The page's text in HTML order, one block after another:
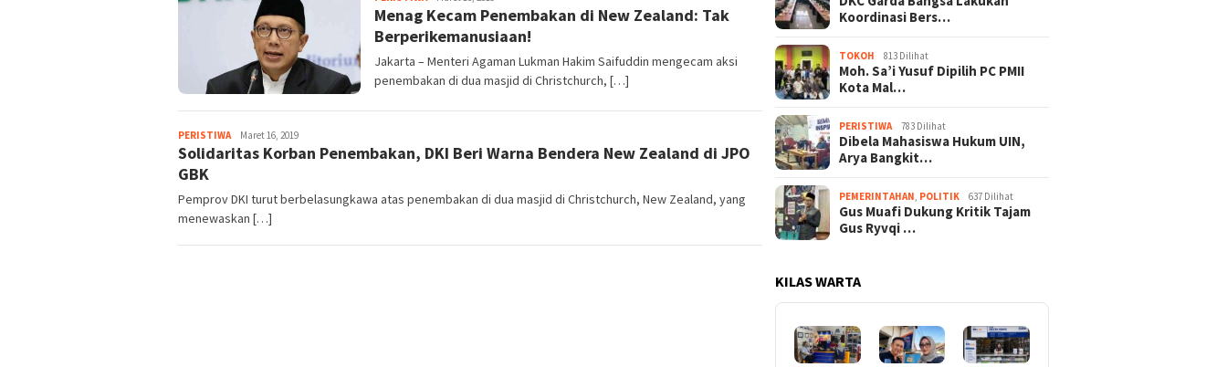
Menag Kecam Penembakan di New Zealand: Tak
Berperikemanusiaan!
Jakarta – Menteri Agaman Lukman Hakim Saifuddin mengecam aksi
penembakan di dua masjid di Christchurch, […]
PERISTIWAadmin
Maret 16, 2019
Solidaritas Korban Penembakan, DKI Beri Warna Bendera New Zealand di JPO
GBK
Pemprov DKI turut berbelasungkawa atas penembakan di dua masjid di Christchurch, New Zealand, yang
menewaskan […]
Koordinasi Bers…
TOKOH 813 Dilihat
Moh. Sa’i Yusuf Dipilih PC PMII
Kota Mal…
PERISTIWA 783 Dilihat
Dibela Mahasiswa Hukum UIN,
Arya Bangkit…
PEMERINTAHAN, POLITIK 637 Dilihat
Gus Muafi Dukung Kritik Tajam
Gus Ryvqi …
KILAS WARTA